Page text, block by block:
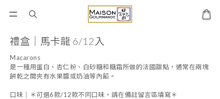
禮盒｜馬卡龍 6/12入
Macarons
是一種用蛋白、杏仁粉、白砂糖和糖霜所做的法國甜點，通常在兩塊
餅乾之間夾有水果醬或奶油等內餡。
口味｜＊可選6款/12款不同口味，請在備註留言區填寫＊